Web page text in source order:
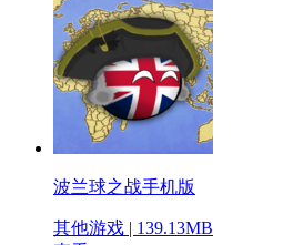
波兰球之战手机版
其他游戏 | 139.13MB